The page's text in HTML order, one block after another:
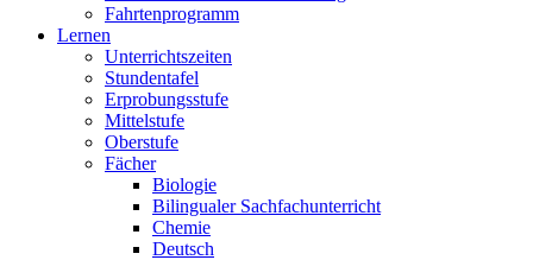
Fahrtenprogramm
Lernen
Unterrichtszeiten
Stundentafel
Erprobungsstufe
Mittelstufe
Oberstufe
Fächer
Biologie
Bilingualer Sachfachunterricht
Chemie
Deutsch